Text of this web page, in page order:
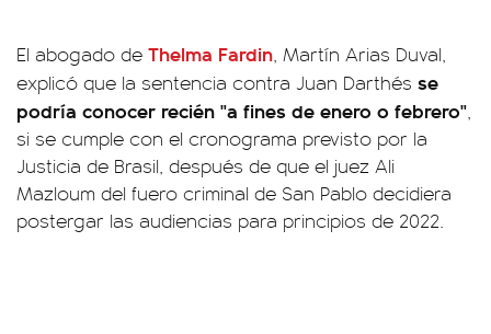
El abogado de Thelma Fardin, Martín Arias Duval,
explicó que la sentencia contra Juan Darthés se
podría conocer recién "a fines de enero o febrero",
si se cumple con el cronograma previsto por la
Justicia de Brasil, después de que el juez Ali
Mazloum del fuero criminal de San Pablo decidiera
postergar las audiencias para principios de 2022.